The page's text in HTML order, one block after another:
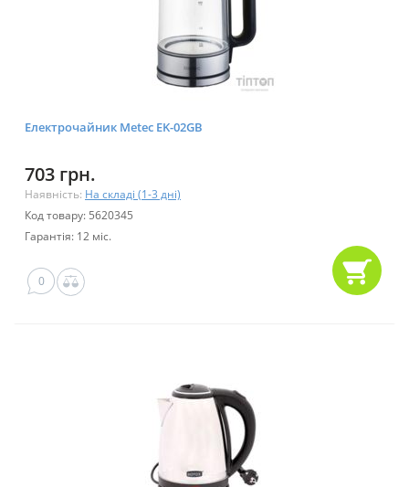
Електрочайник Metec EK-02GB
703 грн.
Наявність: На складі (1-3 дні)
Код товару: 5620345
Гарантія: 12 міс.
0